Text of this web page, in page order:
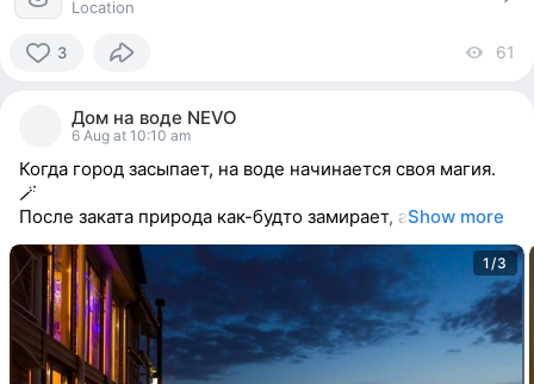
Location
3 61
Дом на воде NEVO
6 Aug at 10:10 am
Когда город засыпает, на воде начинается своя магия.
🪄
После заката природа как-будто замирает, аShow more
1/3